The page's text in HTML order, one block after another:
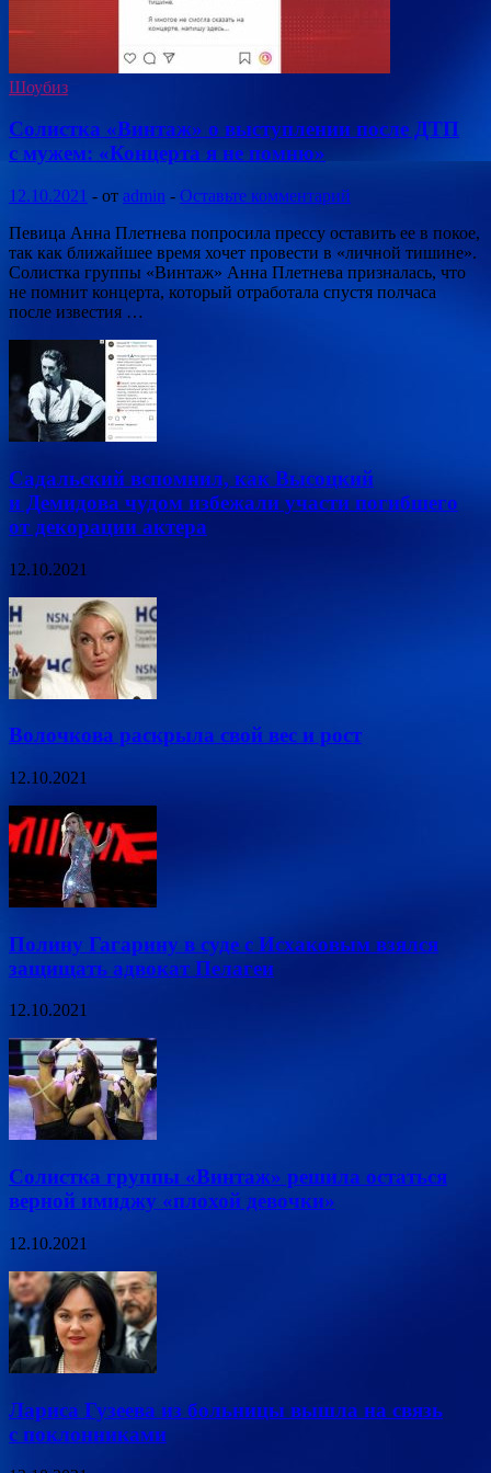
Шоубиз
Солистка «Винтаж» о выступлении после ДТП
с мужем: «Концерта я не помню»
12.10.2021 - от admin - Оставьте комментарий
Певица Анна Плетнева попросила прессу оставить ее в покое,
так как ближайшее время хочет провести в «личной тишине».
Солистка группы «Винтаж» Анна Плетнева призналась, что
не помнит концерта, который отработала спустя полчаса
после известия …
Садальский вспомнил, как Высоцкий
и Демидова чудом избежали участи погибшего
от декорации актера
12.10.2021
Волочкова раскрыла свой вес и рост
12.10.2021
Полину Гагарину в суде с Исхаковым взялся
защищать адвокат Пелагеи
12.10.2021
Солистка группы «Винтаж» решила остаться
верной имиджу «плохой девочки»
12.10.2021
Лариса Гузеева из больницы вышла на связь
с поклонниками